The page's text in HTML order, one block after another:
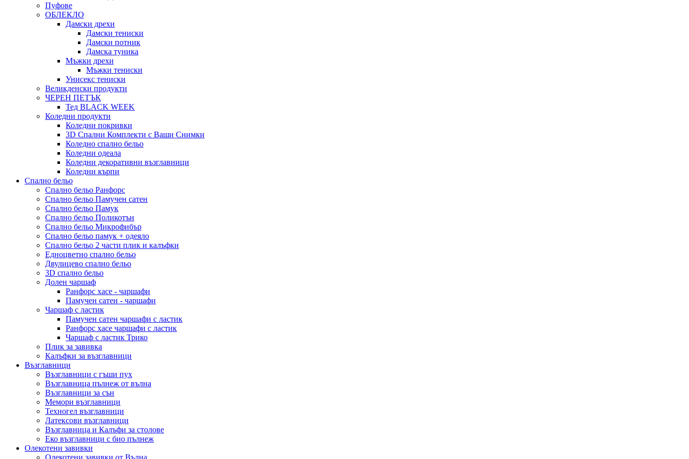
Пуфове
ОБЛЕКЛО
Дамски дрехи
Дамски тениски
Дамски потник
Дамска туника
Мъжки дрехи
Мъжки тениски
Унисекс тениски
Великденски продукти
ЧЕРЕН ПЕТЪК
Тед BLACK WEEK
Коледни продукти
Коледни покривки
3D Спални Комплекти с Ваши Снимки
Коледно спално бельо
Коледни одеала
Коледни декоративни възглавници
Коледни кърпи
Спално бельо
Спално бельо Ранфорс
Спално бельо Памучен сатен
Спално бельо Памук
Спално бельо Поликотън
Спално бельо Микрофибър
Спално бельо памук + одеяло
Спално бельо 2 части плик и калъфки
Eдноцветно спално бельо
Двулицево спално бельо
3D спално бельо
Долен чаршаф
Ранфорс хасе - чаршафи
Памучен сатен - чаршафи
Чаршаф с ластик
Памучен сатен чаршафи с ластик
Ранфорс хасе чаршафи с ластик
Чаршаф с ластик Трико
Плик за завивкa
Калъфки за възглавници
Възглавници
Възглавници с гъши пух
Възглавница пълнеж от вълна
Възглавници за сън
Мемори възглавници
Техногел възглавници
Латексови възглавници
Възглавница и Калъфи за столове
Еко възглавници с био пълнеж
Олекотени завивки
Олекотени завивки от Вълна